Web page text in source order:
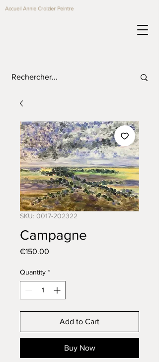
Accueil Annie Croizier Peintre
SKU: 0017-202322
Campagne
€150.00
Quantity *
Add to Cart
Buy Now